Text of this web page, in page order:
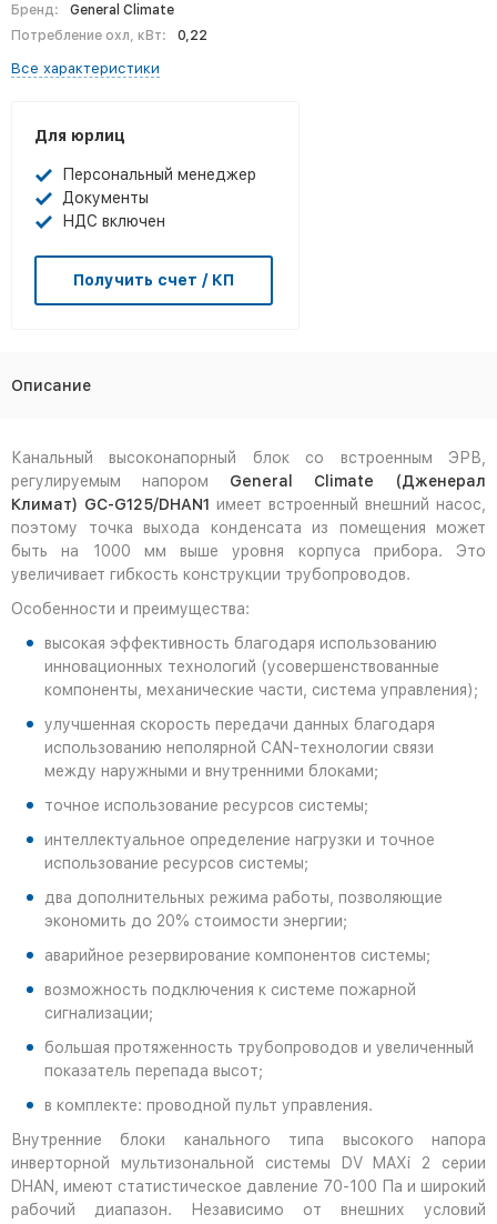
Бренд:
General Climate
Потребление охл, кВт:
0,22
Все характеристики
Для юрлиц
Персональный менеджер
Документы
НДС включен
Получить счет / КП
Описание
Канальный высоконапорный блок со встроенным ЭРВ,
регулируемым напором
General Climate (Дженерал
Климат) GC-G125/DHAN1 имеет встроенный внешний насос,
поэтому точка выхода конденсата из помещения может
быть на 1000 мм выше уровня корпуса прибора. Это
увеличивает гибкость конструкции трубопроводов.
Особенности и преимущества:
высокая эффективность благодаря использованию
инновационных технологий (усовершенствованные
компоненты, механические части, система управления);
улучшенная скорость передачи данных благодаря
использованию неполярной CAN-технологии связи
между наружными и внутренними блоками;
точное использование ресурсов системы;
интеллектуальное определение нагрузки и точное
использование ресурсов системы;
два дополнительных режима работы, позволяющие
экономить до 20% стоимости энергии;
аварийное резервирование компонентов системы;
возможность подключения к системе пожарной
сигнализации;
большая протяженность трубопроводов и увеличенный
показатель перепада высот;
в комплекте: проводной пульт управления.
Внутренние блоки канального типа высокого напора
инверторной мультизональной системы DV MAXi 2 серии
DHAN, имеют статистическое давление 70-100 Па и широкий
рабочий диапазон. Независимо от внешних условий